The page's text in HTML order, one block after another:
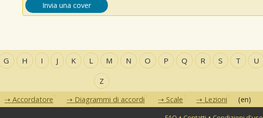
Invia una cover
G H I J K L M N O P Q R S T U
Z
Accordatore Diagrammi di accordi Scale Lezioni
(en)